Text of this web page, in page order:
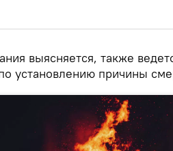
выясняется, также
установлению причины